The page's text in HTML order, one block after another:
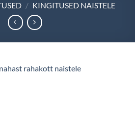
/ KINGITUSED NAISTELE